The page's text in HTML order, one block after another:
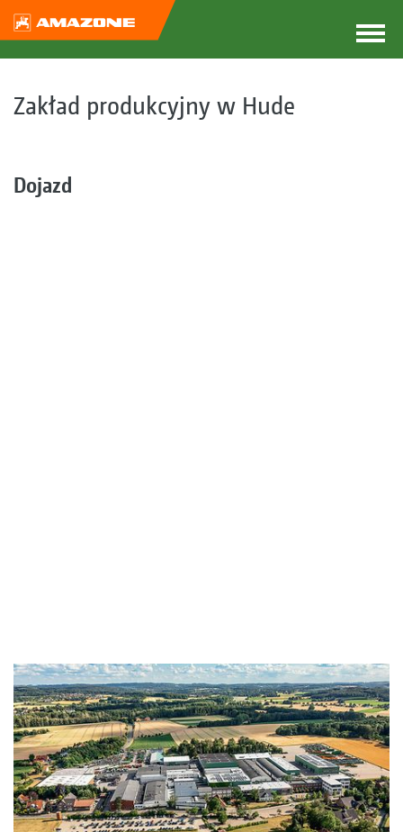
Zakład produkcyjny w Hude
Dojazd